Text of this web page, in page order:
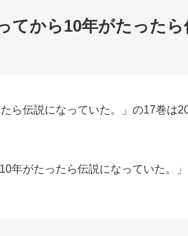
てから10年がたった
ら伝説になっていた。」の17巻は
年がたったら伝説になっていた。